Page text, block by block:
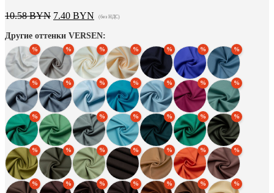
10.58BYN Первоначальная
составляла
10.58 BYN.
7.40 BYN Текущая
7.40 BYN.
(без НДС)
Другие оттенки VERSEN: